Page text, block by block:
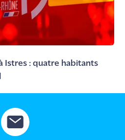
Istres : quatre habitants